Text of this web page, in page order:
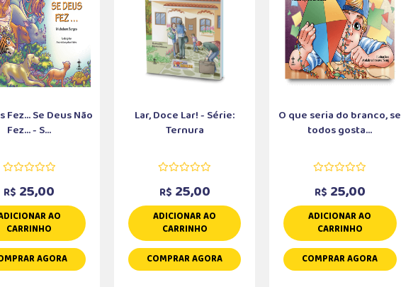
Fez... Se Deus Não
Fez... - S...
R$ 25,00
AO
CARRINHO
AGORA
Lar, Doce Lar! - Série:
Ternura
R$ 25,00
ADICIONAR AO
CARRINHO
COMPRAR AGORA
O que seria do branco, se
todos gosta...
R$ 25,00
ADICIONAR AO
CARRINHO
COMPRAR AGORA